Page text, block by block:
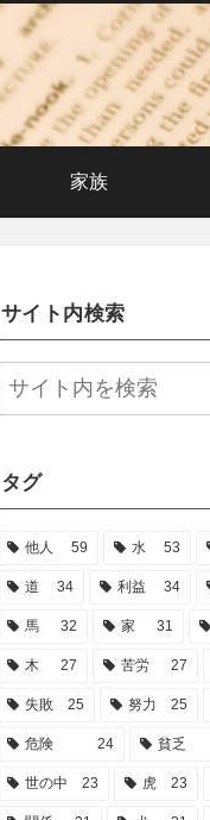
家族
サイト内検索
タグ
他人 59 水 53
道 34 利益 34
馬 32 家 31
木 27 苦労 27
失敗 25 努力 25
危険 24 貧乏
世の中 23 虎 23